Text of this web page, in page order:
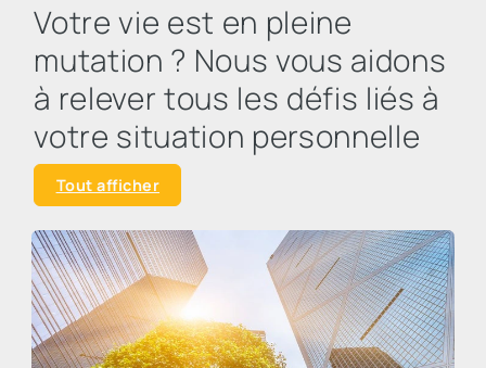
Votre vie est en pleine
mutation ? Nous vous aidons
à relever tous les défis liés à
votre situation personnelle
Tout afficher